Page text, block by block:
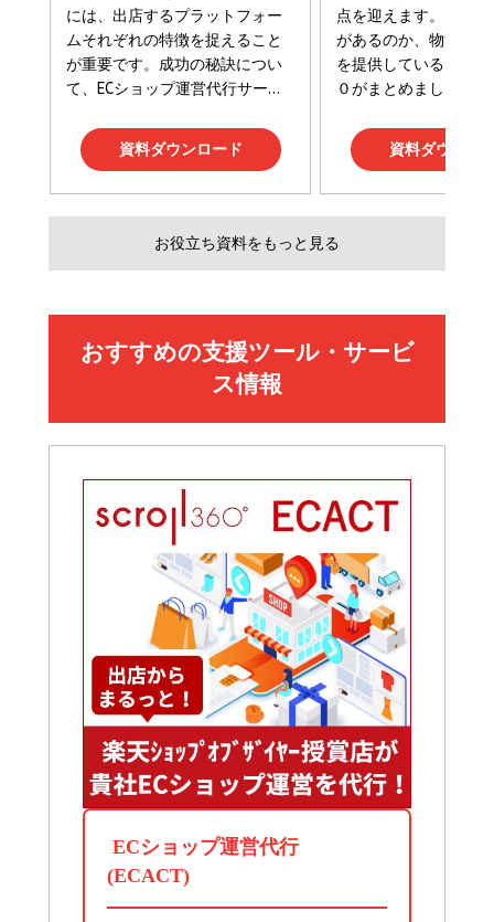
Amazonランキングをもっと見る
Amazonランキングをもっと見る
Amazonランキングをもっと見る